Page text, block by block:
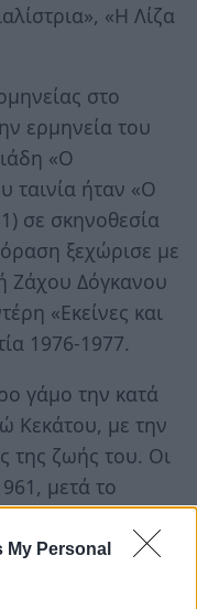
My Personal
«Η Λίζα
στο
ερμηνεία του
«Ο
ταινία ήταν «Ο
σε σκηνοθεσία
ξεχώρισε με
Ζάχου Δόγκανου
«Εκείνες και
1976-1977.
γάμο την κατά
Κεκάτου, με την
της ζωής του. Οι
μετά το
Άννα Καλουτά
του σύζυγο.